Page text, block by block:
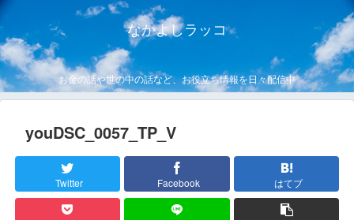
なかよしラッコ
お金の話や世の中の話など、お役立ち情報を日々配信中
youDSC_0057_TP_V
Twitter Facebook はてブ